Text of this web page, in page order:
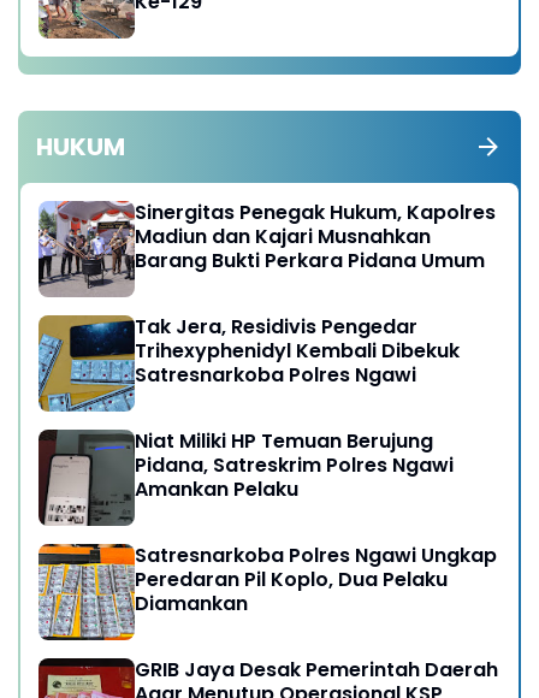
HUKUM
Sinergitas Penegak Hukum, Kapolres
Madiun dan Kajari Musnahkan
Barang Bukti Perkara Pidana Umum
Tak Jera, Residivis Pengedar
Trihexyphenidyl Kembali Dibekuk
Satresnarkoba Polres Ngawi
Niat Miliki HP Temuan Berujung
Pidana, Satreskrim Polres Ngawi
Amankan Pelaku
Satresnarkoba Polres Ngawi Ungkap
Peredaran Pil Koplo, Dua Pelaku
Diamankan
GRIB Jaya Desak Pemerintah Daerah